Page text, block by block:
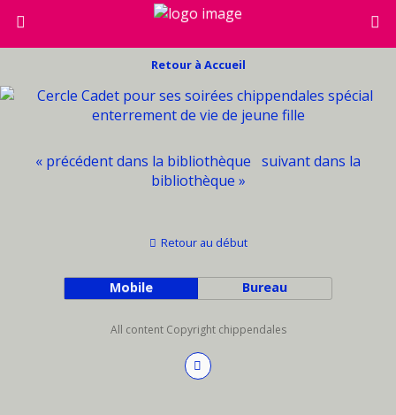
Retour à Accueil
« précédent dans la bibliothèque suivant dans la
bibliothèque »
Retour au début
Mobile Bureau
All content Copyright chippendales